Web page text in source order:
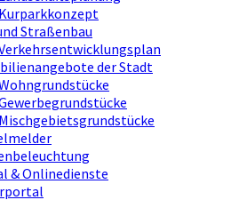
Kurparkkonzept
Straßenbau
der Stadt
Mischgebietsgrundstücke
& Onlinedienste